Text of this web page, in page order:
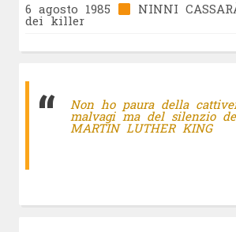
6 agosto 1985
NINNI
dei killer
Non ho paura della
malvagi ma del silenzio
MARTIN LUTHER KING